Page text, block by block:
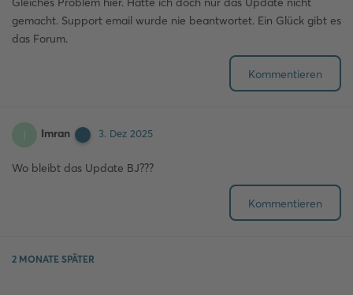
gemacht. Support email wurde nie beantwortet. Ein Glück gibt es
das Forum.
Kommentieren
I Imran 3. Dez 2025
Wo bleibt das Update BJ???
Kommentieren
2 MONATE SPÄTER